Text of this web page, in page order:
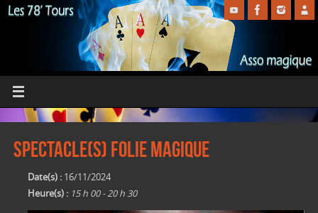
Spectacle(s) Folie Magique
Date(s) :16/11/2024
Heure(s) : 15 h 00 - 20 h 30